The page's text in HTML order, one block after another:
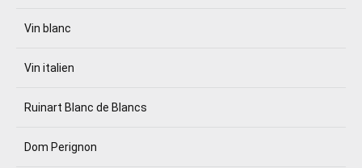
Vin blanc
Vin italien
Ruinart Blanc de Blancs
Dom Perignon